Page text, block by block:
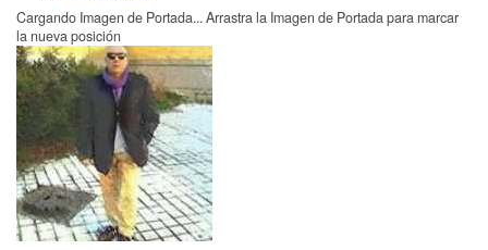
Cargando Imagen de Portada... Arrastra la Imagen de Portada para marcar
la nueva posición